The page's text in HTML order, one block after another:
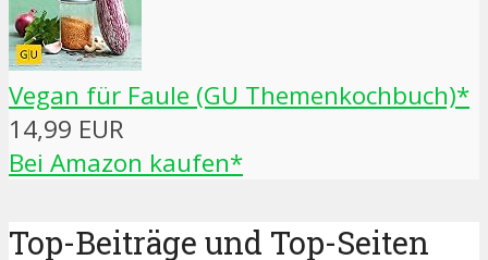
Vegan für Faule (GU Themenkochbuch)*
14,99 EUR
Bei Amazon kaufen*
Top-Beiträge und Top-Seiten